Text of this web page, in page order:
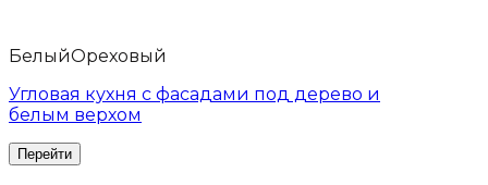
БелыйОреховый
Угловая кухня с фасадами под дерево и
белым верхом